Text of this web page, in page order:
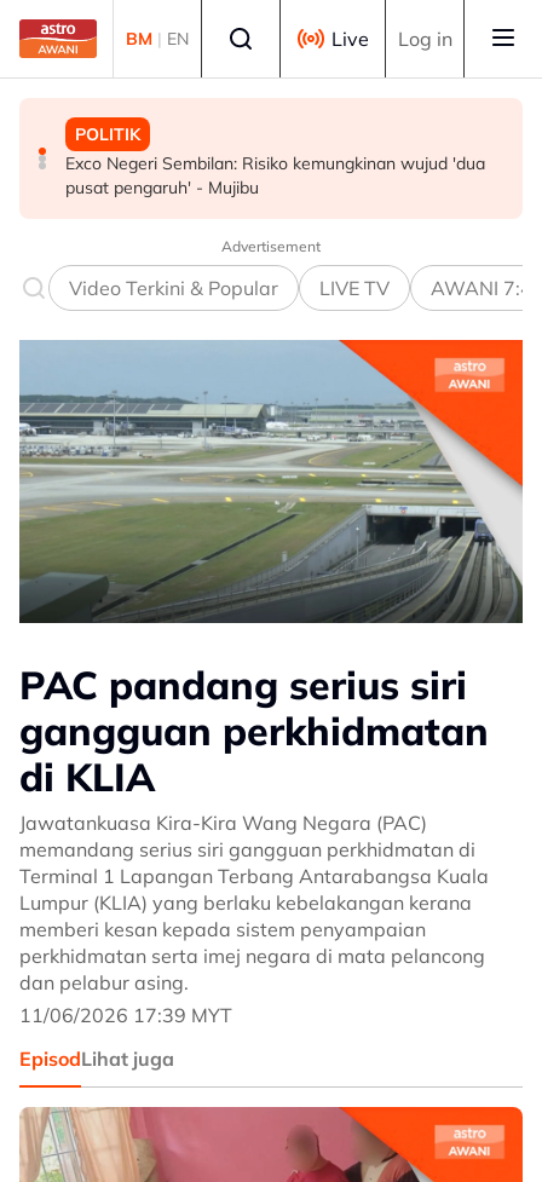
Skip to main content
BM | EN Live Log in
POLITIK
Exco Negeri Sembilan: Risiko kemungkinan wujud 'dua
pusat pengaruh' - Mujibu
DUNIA
7 maut, 15 cedera dalam insiden tembakan di sekolah
Thailand
MALAYSIA
LHDN mula siasatan terhadap individu dikenal pasti
dalam RCI Tabung Haji
Advertisement
Video Terkini & Popular LIVE TV AWANI
PAC pandang serius siri
gangguan perkhidmatan
di KLIA
Jawatankuasa Kira-Kira Wang Negara (PAC)
memandang serius siri gangguan perkhidmatan di
Terminal 1 Lapangan Terbang Antarabangsa Kuala
Lumpur (KLIA) yang berlaku kebelakangan kerana
memberi kesan kepada sistem penyampaian
perkhidmatan serta imej negara di mata pelancong
dan pelabur asing.
11/06/2026 17:39 MYT
EpisodLihat juga